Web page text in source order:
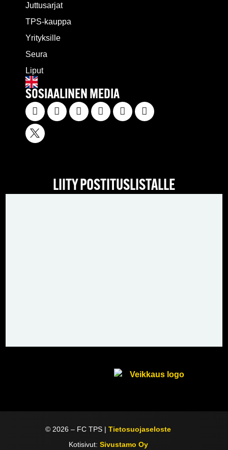
Juttusarjat
TPS-kauppa
Yrityksille
Seura
Liput
SOSIAALINEN MEDIA
LIITY POSTITUSLISTALLE
© 2026 – FC TPS |Tietosuojaseloste
Kotisivut: Sivustamo Oy